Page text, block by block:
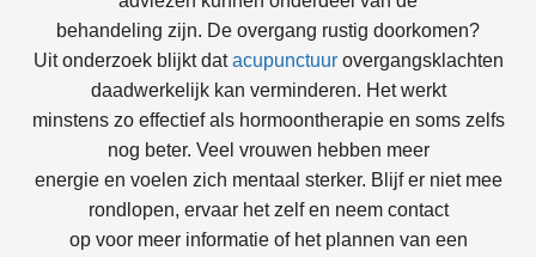
behandeling zijn. De overgang rustig doorkomen?
Uit onderzoek blijkt datacupunctuurovergangsklachten
daadwerkelijk kan verminderen. Het werkt
minstens zo effectief als hormoontherapie en soms zelfs
nog beter. Veel vrouwen hebben meer
energie en voelen zich mentaal sterker. Blijf er niet mee
rondlopen, ervaar het zelf en neem contact
op voor meer informatie of het plannen van een